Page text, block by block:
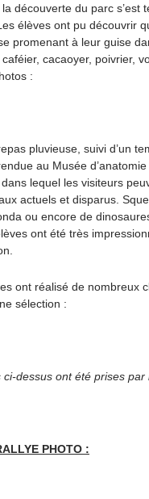
découverte du parc s’est
élèves ont pu découvrir
promenant à leur guise
cacaoyer, poivrier,
:
pluvieuse, suivi d’un
au Musée
lequel les visiteurs
actuels et disparus.
ou encore de
ont été très
ont réalisé de nombreux
sélection :
ci-dessus ont été prises par
PHOTO :